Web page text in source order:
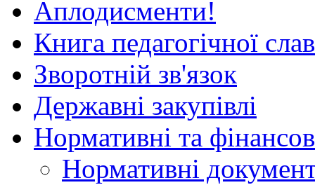
Аплодисменти!
Книга педагогічної
Зворотній зв'язок
Державні закупівлі
Нормативні та
Нормативні